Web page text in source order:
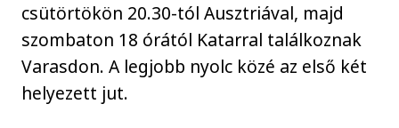
csütörtökön 20.30-tól Ausztriával, majd
szombaton 18 órától Katarral találkoznak
Varasdon. A legjobb nyolc közé az első két
helyezett jut.